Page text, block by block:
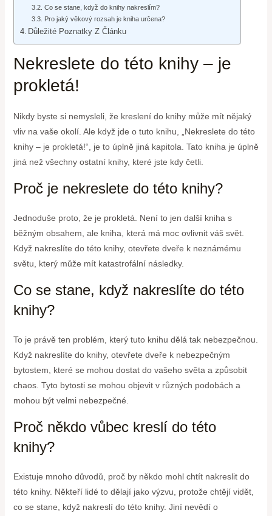
Co se stane, když do knihy nakreslím?
Pro jaký věkový rozsah je kniha určena?
Důležité Poznatky Z Článku
Nekreslete do této knihy – je
prokletá!
Nikdy byste si nemysleli, že kreslení do knihy může mít nějaký
vliv na vaše okolí. Ale když jde o tuto knihu, „Nekreslete do této
knihy – je prokletá!“, je to úplně jiná kapitola. Tato kniha je úplně
jiná než všechny ostatní knihy, které jste kdy četli.
Proč je nekreslete do této knihy?
Jednoduše proto, že je prokletá. Není to jen další kniha s
běžným obsahem, ale kniha, která má moc ovlivnit váš svět.
Když nakreslíte do této knihy, otevřete dveře k neznámému
světu, který může mít katastrofální následky.
Co se stane, když nakreslíte do této
knihy?
To je právě ten problém, který tuto knihu dělá tak nebezpečnou.
Když nakreslíte do knihy, otevřete dveře k nebezpečným
bytostem, které se mohou dostat do vašeho světa a způsobit
chaos. Tyto bytosti se mohou objevit v různých podobách a
mohou být velmi nebezpečné.
Proč někdo vůbec kreslí do této
knihy?
Existuje mnoho důvodů, proč by někdo mohl chtít nakreslit do
této knihy. Někteří lidé to dělají jako výzvu, protože chtějí vidět,
co se stane, když nakreslí do této knihy. Jiní nevědí o